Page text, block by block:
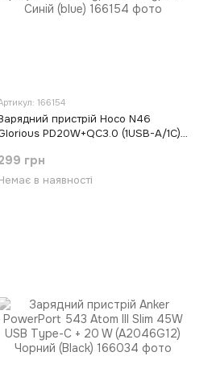
166154
пристрій Hoco N46
PD20W+QC3.0 (1USB-A/1C)
грн
в наявності